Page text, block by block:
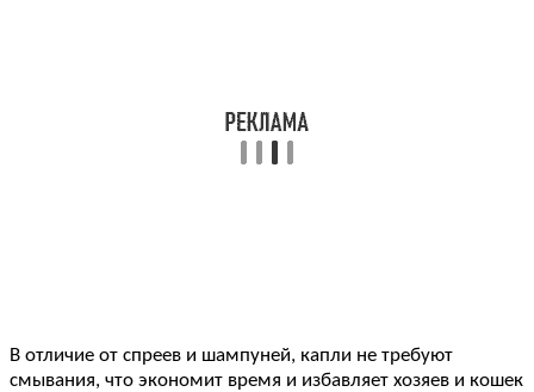
В отличие от спреев и шампуней, капли не требуют
смывания, что экономит время и избавляет хозяев и кошек